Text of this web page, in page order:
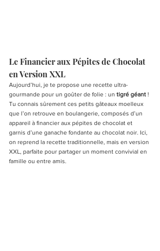
Le Financier aux Pépites de Chocolat
en Version XXL
Aujourd’hui, je te propose une recette ultra-
gourmande pour un goûter de folie : un tigré géant !
Tu connais sûrement ces petits gâteaux moelleux
que l’on retrouve en boulangerie, composés d’un
appareil à financier aux pépites de chocolat et
garnis d’une ganache fondante au chocolat noir. Ici,
on reprend la recette traditionnelle, mais en version
XXL, parfaite pour partager un moment convivial en
famille ou entre amis.